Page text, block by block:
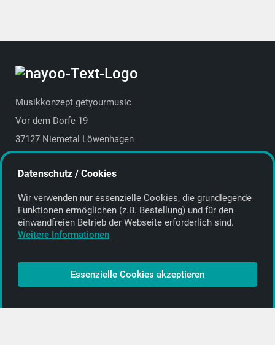
Musikkonzept getyourmusic
Vor dem Dorfe 19
37127 Niemetal Löwenhagen
E-Mail:info@getyourmusic.de
Alle Informationen
Kontakt
CD-Anbieter werden
CD-Anbieter-Login
Datenschutz / Cookies
Wir verwenden nur essenzielle Cookies, die grund­legende
Funktionen ermöglichen (z.B. Bestellung) und für den
einwand­freien Betrieb der Webseite erforderlich sind.
Weitere Informationen
Essenzielle Cookies akzeptieren